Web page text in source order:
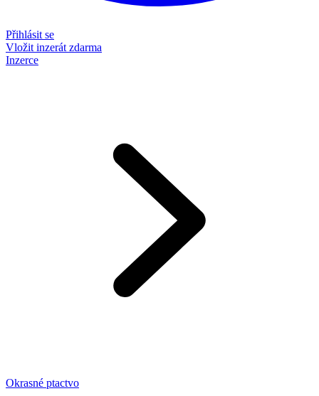
Přihlásit se
Vložit inzerát zdarma
Inzerce
Okrasné ptactvo